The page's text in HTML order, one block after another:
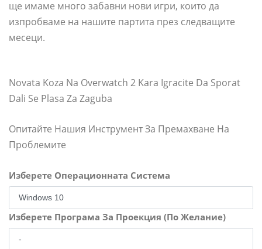
ще имаме много забавни нови игри, които да
изпробваме на нашите партита през следващите
месеци.
Novata Koza Na Overwatch 2 Kara Igracite Da Sporat
Dali Se Plasa Za Zaguba
Опитайте Нашия Инструмент За Премахване На
Проблемите
Изберете Операционната Система
Изберете Програма За Проекция (По Желание)